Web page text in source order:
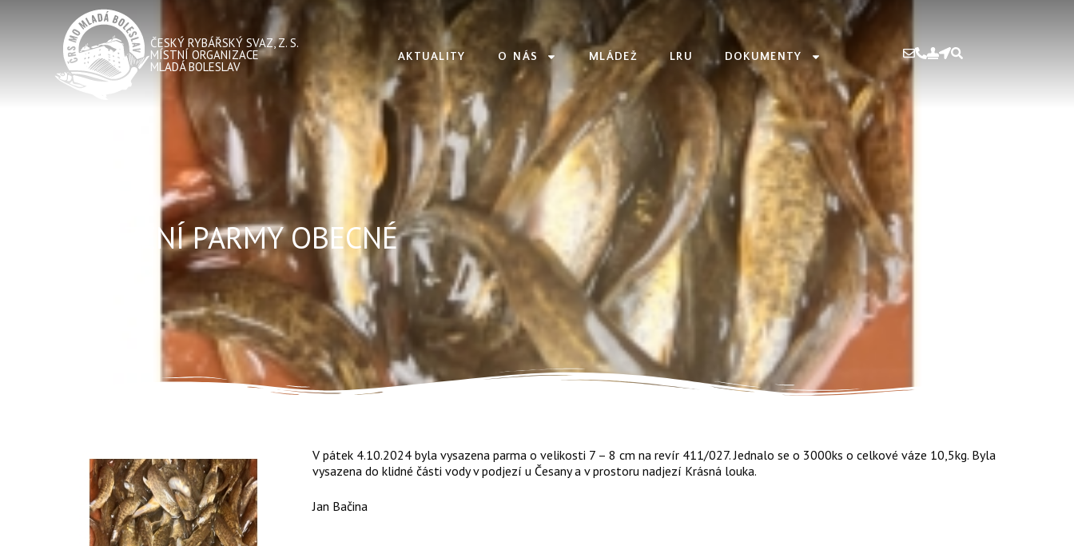
ČESKÝ RYBÁŘSKÝ SVAZ, Z. S.
MÍSTNÍ ORGANIZACE
MLADÁ BOLESLAV
AKTUALITY O NÁS MLÁDEŽ LRU DOKUMENTY
NASAZENÍ PARMY OBECNÉ
V pátek 4.10.2024 byla vysazena parma o velikosti 7 – 8 cm na revír 411/027. Jednalo se o 3000ks o celkové váze 10,5kg. Byla
vysazena do klidné části vody v podjezí u Česany a v prostoru nadjezí Krásná louka.
Jan Bačina